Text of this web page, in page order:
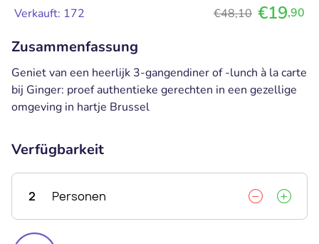
Verkauft: 172 €48,10 €19,90
Zusammenfassung
Geniet van een heerlijk 3-gangendiner of -lunch à la carte
bij Ginger: proef authentieke gerechten in een gezellige
omgeving in hartje Brussel
Verfügbarkeit
2 Personen